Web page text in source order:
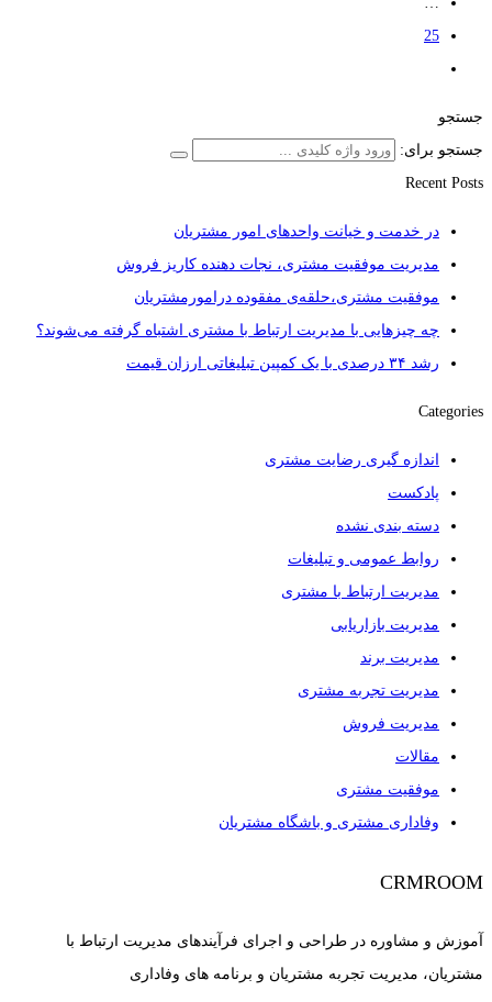
25
جستجو
جستجو برای:
Recent Posts
در خدمت و خیانت واحدهای امور مشتریان
مدیریت موفقیت مشتری، نجات دهنده کاریز فروش
موفقیت مشتری،حلقه‌ی مفقوده درامورمشتریان
چه چیزهایی با مدیریت ارتباط با مشتری اشتباه گرفته می‌شوند؟
رشد ۳۴ درصدی با یک کمپین تبلیغاتی ارزان قیمت
Categories
اندازه گیری رضایت مشتری
پادکست
دسته بندی نشده
روابط عمومی و تبلیغات
مدیریت ارتباط با مشتری
مدیریت بازاریابی
مدیریت برند
مدیریت تجربه مشتری
مدیریت فروش
مقالات
موفقیت مشتری
وفاداری مشتری و باشگاه مشتریان
CRMROOM
آموزش و مشاوره در طراحی و اجرای فرآیندهای مدیریت ارتباط با
مشتریان، مدیریت تجربه مشتریان و برنامه های وفاداری